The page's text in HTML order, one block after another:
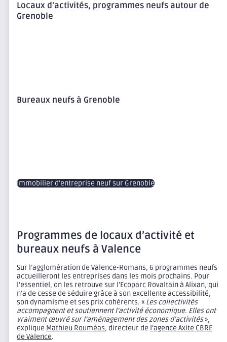
Locaux d’activités, programmes neufs autour de
Grenoble
Bureaux neufs à Grenoble
Immobilier d’entreprise neuf sur Grenoble
Programmes de locaux d’activité et
bureaux neufs à Valence
Sur l’agglomération de Valence-Romans, 6 programmes neufs
accueilleront les entreprises dans les mois prochains. Pour
l’essentiel, on les retrouve sur l’Ecoparc Rovaltain à Alixan, qui
n’a de cesse de séduire grâce à son excellente accessibilité,
son dynamisme et ses prix cohérents. « Les collectivités
accompagnent et soutiennent l’activité économique. Elles ont
vraiment œuvré sur l’aménagement des zones d’activités»,
explique Mathieu Rouméas, directeur de l’agence Axite CBRE
de Valence.